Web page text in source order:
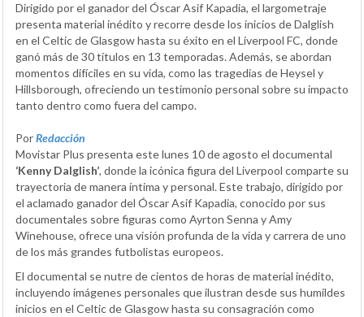
Dirigido por el ganador del Óscar Asif Kapadia, el largometraje
presenta material inédito y recorre desde los inicios de Dalglish
en el Celtic de Glasgow hasta su éxito en el Liverpool FC, donde
ganó más de 30 títulos en 13 temporadas. Además, se abordan
momentos difíciles en su vida, como las tragedias de Heysel y
Hillsborough, ofreciendo un testimonio personal sobre su impacto
tanto dentro como fuera del campo.
PorRedacción
Movistar Plus presenta este lunes 10 de agosto el documental
‘Kenny Dalglish’, donde la icónica figura del Liverpool comparte su
trayectoria de manera íntima y personal. Este trabajo, dirigido por
el aclamado ganador del Óscar Asif Kapadia, conocido por sus
documentales sobre figuras como Ayrton Senna y Amy
Winehouse, ofrece una visión profunda de la vida y carrera de uno
de los más grandes futbolistas europeos.
El documental se nutre de cientos de horas de material inédito,
incluyendo imágenes personales que ilustran desde sus humildes
inicios en el Celtic de Glasgow hasta su consagración como